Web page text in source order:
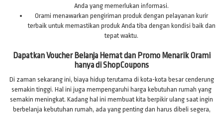
Anda yang memerlukan informasi.
Orami menawarkan pengiriman produk dengan pelayanan kurir
terbaik untuk memastikan produk Anda tiba dengan kondisi baik dan
tepat waktu.
Dapatkan Voucher Belanja Hemat dan Promo Menarik Orami
hanya di ShopCoupons
Di zaman sekarang ini, biaya hidup terutama di kota-kota besar cenderung
semakin tinggi. Hal ini juga mempengaruhi harga kebutuhan rumah yang
semakin meningkat. Kadang hal ini membuat kita berpikir ulang saat ingin
berbelanja kebutuhan rumah, ada yang penting dan harus dibeli segera,